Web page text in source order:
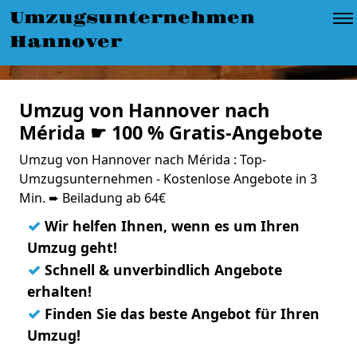
Umzugsunternehmen
Hannover
Umzug von Hannover nach
Mérida ☛ 100 % Gratis-Angebote
Umzug von Hannover nach Mérida : Top-
Umzugsunternehmen - Kostenlose Angebote in 3
Min. ➨ Beiladung ab 64€
✓ Wir helfen Ihnen, wenn es um Ihren
Umzug geht!
✓ Schnell & unverbindlich Angebote
erhalten!
✓ Finden Sie das beste Angebot für Ihren
Umzug!